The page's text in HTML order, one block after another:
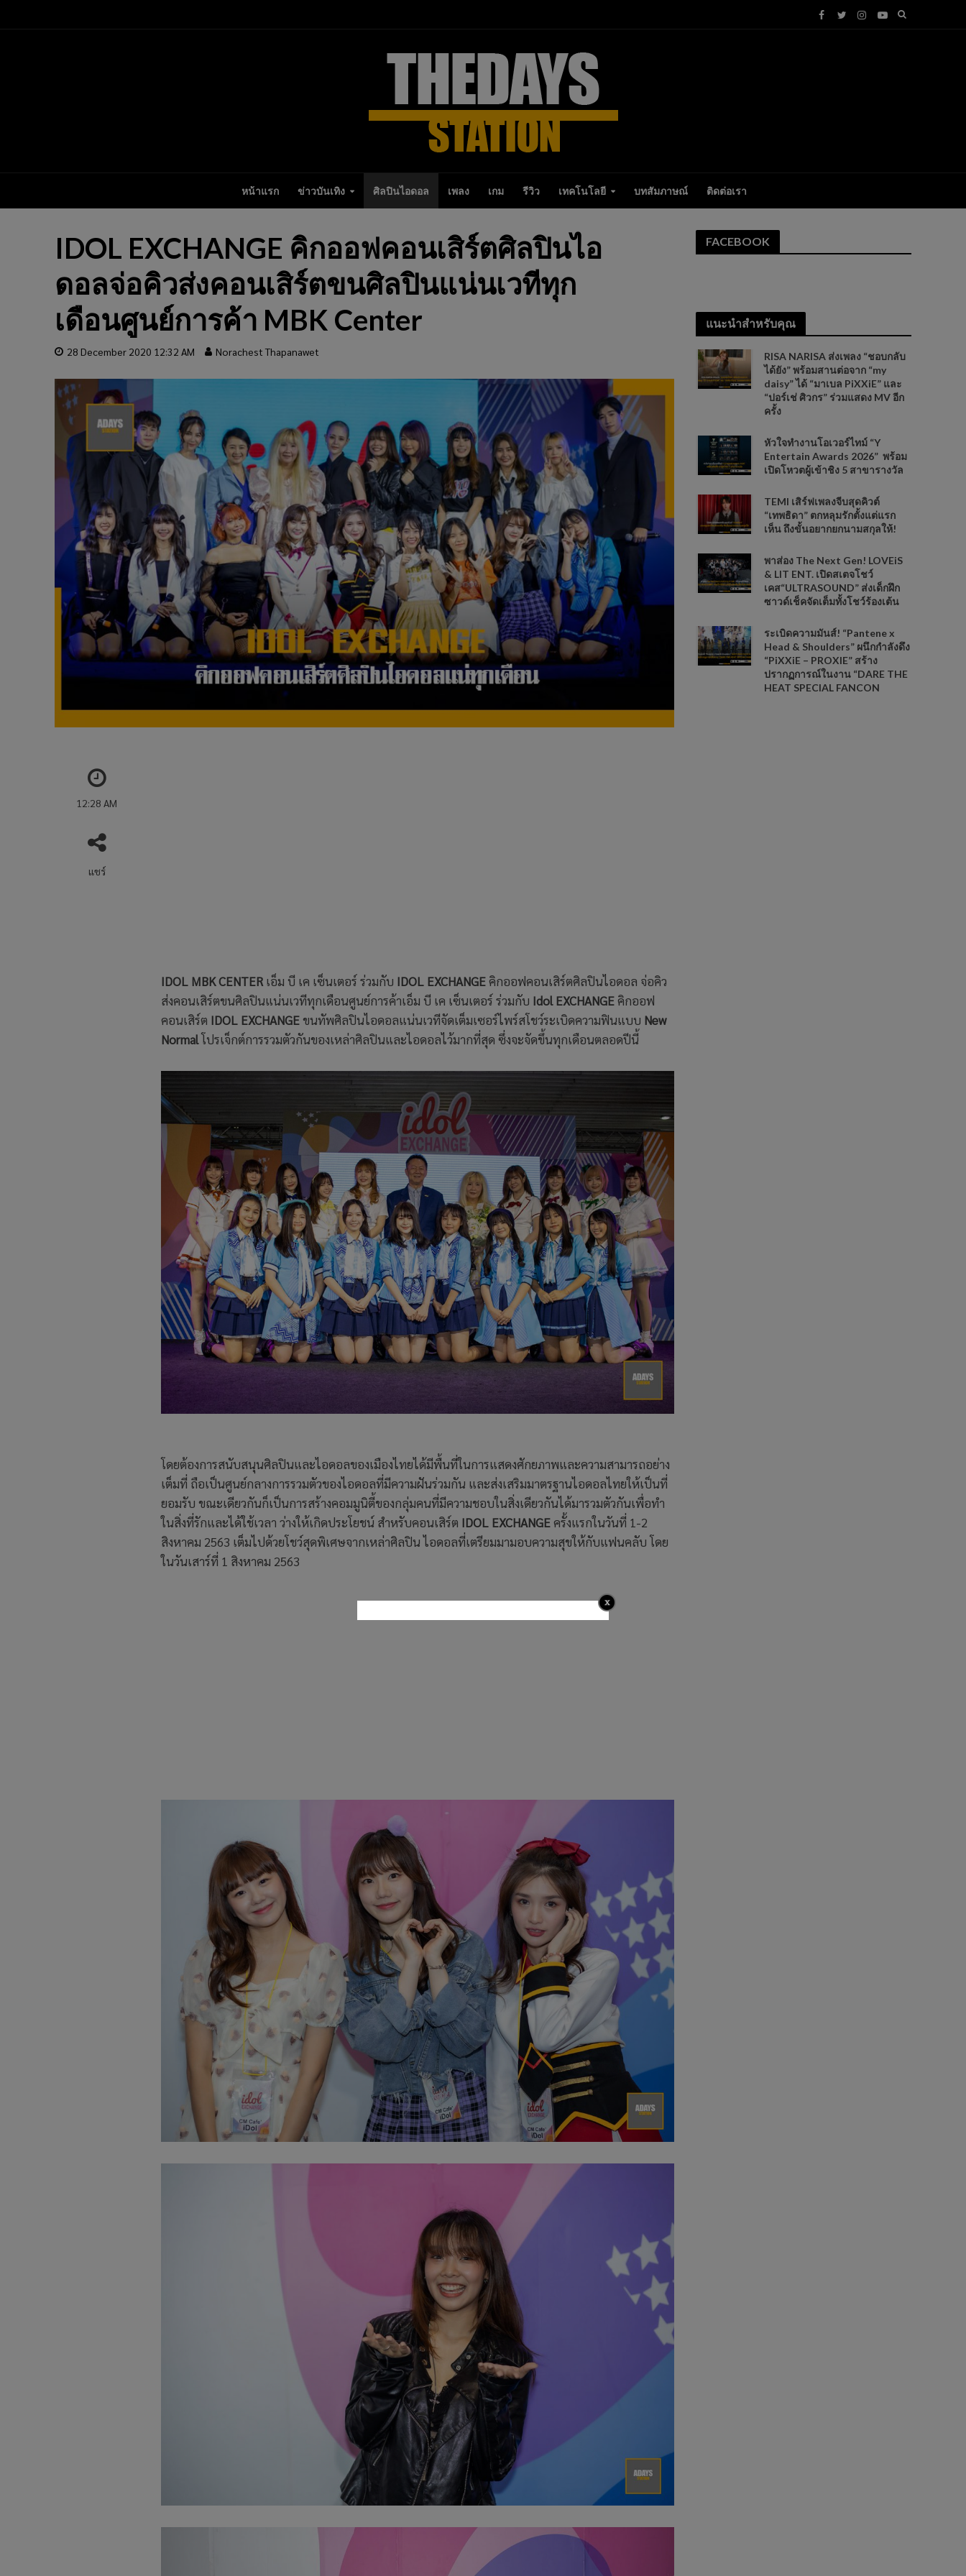
หน้าแรก ข่าวบันเทิง ศิลปินไอดอล เพลง เกม รีวิว เทคโนโลยี บทสัมภาษณ์ ติดต่อเรา
IDOL EXCHANGE คิกออฟคอนเสิร์ตศิลปินไอ
ดอลจ่อคิวส่งคอนเสิร์ตขนศิลปินแน่นเวทีทุก
เดือนศูนย์การค้า MBK Center
28 December 2020 12:32 AM Norachest Thapanawet
12:28 AM
แชร์
IDOL MBK CENTERเอ็ม บี เค เซ็นเตอร์ ร่วมกับ IDOL EXCHANGEคิกออฟคอนเสิร์ตศิลปินไอดอล จ่อคิว
ส่งคอนเสิร์ตขนศิลปินแน่นเวทีทุกเดือนศูนย์การค้าเอ็ม บี เค เซ็นเตอร์ ร่วมกับ Idol EXCHANGEคิกออฟ
คอนเสิร์ต IDOL EXCHANGEขนทัพศิลปินไอดอลแน่นเวทีจัดเต็มเซอร์ไพร์สโชว์ระเบิดความฟินแบบ New
Normalโปรเจ็กต์การรวมตัวกันของเหล่าศิลปินและไอดอลไว้มากที่สุด ซึ่งจะจัดขึ้นทุกเดือนตลอดปีนี้
โดยต้องการสนับสนุนศิลปินและไอดอลของเมืองไทยได้มีพื้นที่ในการแสดงศักยภาพและความสามารถอย่าง
เต็มที่ ถือเป็นศูนย์กลางการรวมตัวของไอดอลที่มีความฝันร่วมกัน และส่งเสริมมาตรฐานไอดอลไทยให้เป็นที่
ยอมรับ ขณะเดียวกันก็เป็นการสร้างคอมมูนิตี้ของกลุ่มคนที่มีความชอบในสิ่งเดียวกันได้มารวมตัวกันเพื่อทํา
ในสิ่งที่รักและได้ใช้เวลา ว่างให้เกิดประโยชน์ สําหรับคอนเสิร์ต IDOL EXCHANGEครั้งแรกในวันที่ 1-2
สิงหาคม 2563 เต็มไปด้วยโชว์สุดพิเศษจากเหล่าศิลปิน ไอดอลที่เตรียมมามอบความสุขให้กับแฟนคลับ โดย
ในวันเสาร์ที่ 1 สิงหาคม 2563
FACEBOOK
แนะนำสำหรับคุณ
RISA NARISA ส่งเพลง “ชอบกลับ
ได้ยัง” พร้อมสานต่อจาก “my
daisy” ได้ “มาเบล PiXXiE” และ
“ปอร์เช่ ศิวกร” ร่วมแสดง MV อีก
ครั้ง
หัวใจทำงานโอเวอร์ไทม์ “Y
Entertain Awards 2026” พร้อม
เปิดโหวตผู้เข้าชิง 5 สาขารางวัล
TEMI เสิร์ฟเพลงจีบสุดคิวต์
“เทพธิดา” ตกหลุมรักตั้งแต่แรก
เห็น ถึงขั้นอยากยกนามสกุลให้!
พาส่อง The Next Gen! LOVEiS
& LIT ENT. เปิดสเตจโชว์
เคส“ULTRASOUND” ส่งเด็กฝึก
ซาวด์เช็คจัดเต็มทั้งโชว์ร้องเต้น
ระเบิดความมันส์! “Pantene x
Head & Shoulders” ผนึกกำลังดึง
“PiXXiE – PROXIE” สร้าง
ปรากฏการณ์ในงาน “DARE THE
HEAT SPECIAL FANCON